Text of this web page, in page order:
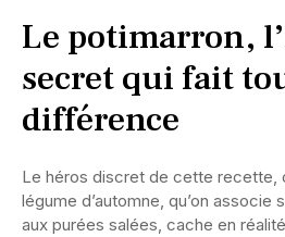
Le potimarron,
secret qui fait
différence
Le héros discret de cette recette,
légume d’automne, qu’on associe
aux purées salées, cache en